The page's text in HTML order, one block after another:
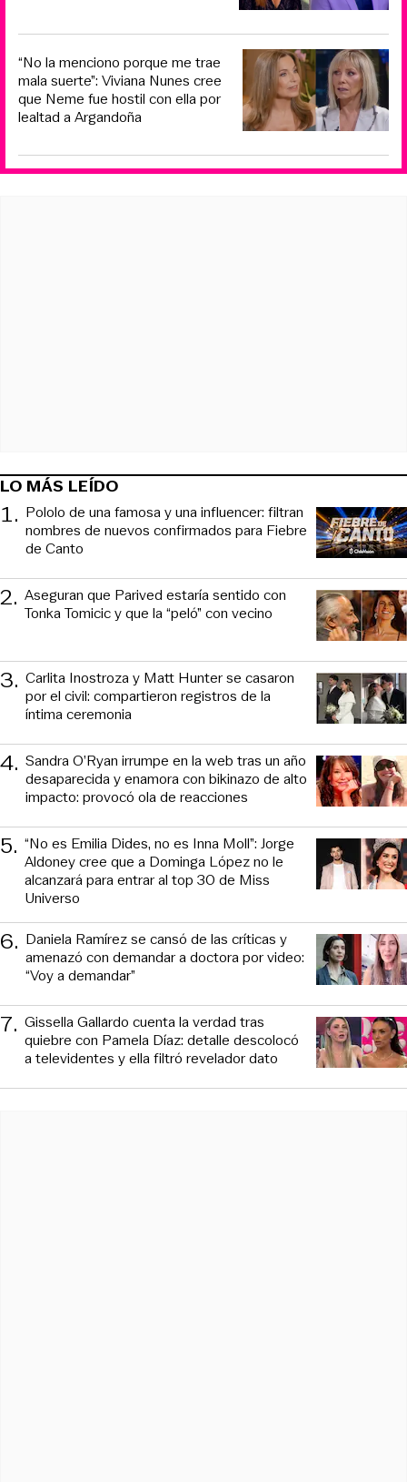
“No la menciono porque me trae
mala suerte”: Viviana Nunes cree
que Neme fue hostil con ella por
lealtad a Argandoña
LO MÁS LEÍDO
1. Pololo de una famosa y una influencer: filtran
nombres de nuevos confirmados para Fiebre
de Canto
2. Aseguran que Parived estaría sentido con
Tonka Tomicic y que la “peló” con vecino
3. Carlita Inostroza y Matt Hunter se casaron
por el civil: compartieron registros de la
íntima ceremonia
4. Sandra O’Ryan irrumpe en la web tras un año
desaparecida y enamora con bikinazo de alto
impacto: provocó ola de reacciones
5. “No es Emilia Dides, no es Inna Moll”: Jorge
Aldoney cree que a Dominga López no le
alcanzará para entrar al top 30 de Miss
Universo
6. Daniela Ramírez se cansó de las críticas y
amenazó con demandar a doctora por video:
“Voy a demandar”
7. Gissella Gallardo cuenta la verdad tras
quiebre con Pamela Díaz: detalle descolocó
a televidentes y ella filtró revelador dato